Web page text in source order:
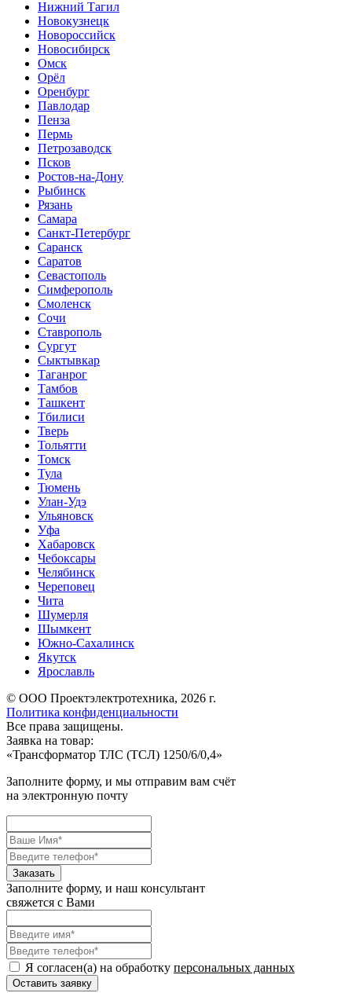
Нижний Тагил
Новокузнецк
Новороссийск
Новосибирск
Омск
Орёл
Оренбург
Павлодар
Пенза
Пермь
Петрозаводск
Псков
Ростов-на-Дону
Рыбинск
Рязань
Самара
Санкт-Петербург
Саранск
Саратов
Севастополь
Симферополь
Смоленск
Сочи
Ставрополь
Сургут
Сыктывкар
Таганрог
Тамбов
Ташкент
Тбилиси
Тверь
Тольятти
Томск
Тула
Тюмень
Улан-Удэ
Ульяновск
Уфа
Хабаровск
Чебоксары
Челябинск
Череповец
Чита
Шумерля
Шымкент
Южно-Сахалинск
Якутск
Ярославль
© ООО Проектэлектротехника, 2026 г.
Политика конфиденциальности
Все права защищены.
Заявка на товар:
«Трансформатор ТЛС (ТСЛ) 1250/6/0,4»
Заполните форму, и мы отправим вам счёт
на электронную почту
Заполните форму, и наш консультант
свяжется с Вами
Я согласен(а) на обработку персональных данных